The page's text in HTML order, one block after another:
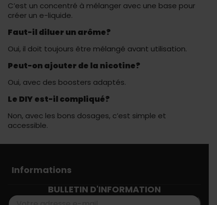
C’est un concentré à mélanger avec une base pour
créer un e-liquide.
Faut-il diluer un arôme?
Oui, il doit toujours être mélangé avant utilisation.
Peut-on ajouter de la nicotine?
Oui, avec des boosters adaptés.
Le DIY est-il compliqué?
Non, avec les bons dosages, c’est simple et
accessible.
Informations
BULLETIN D'INFORMATION